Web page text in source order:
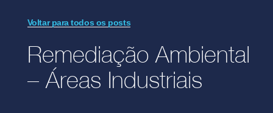
Voltar para todos os posts
Remediação Ambiental
– Áreas Industriais